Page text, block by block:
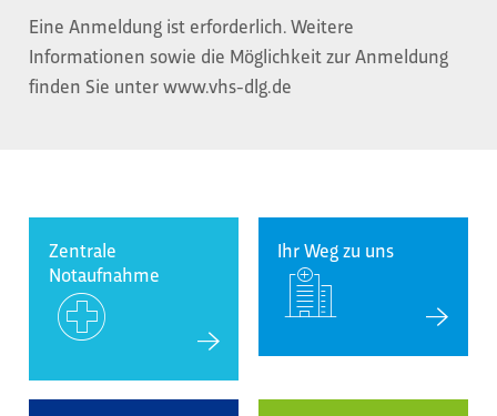
Eine Anmeldung ist erforderlich. Weitere
Informationen sowie die Möglichkeit zur Anmeldung
finden Sie unter www.vhs-dlg.de
Zentrale
Notaufnahme
Ihr Weg zu uns